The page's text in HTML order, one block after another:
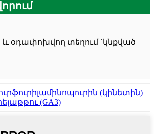
և օդափոխվող տեղում `կնքված
(կինետին)
(GA3)